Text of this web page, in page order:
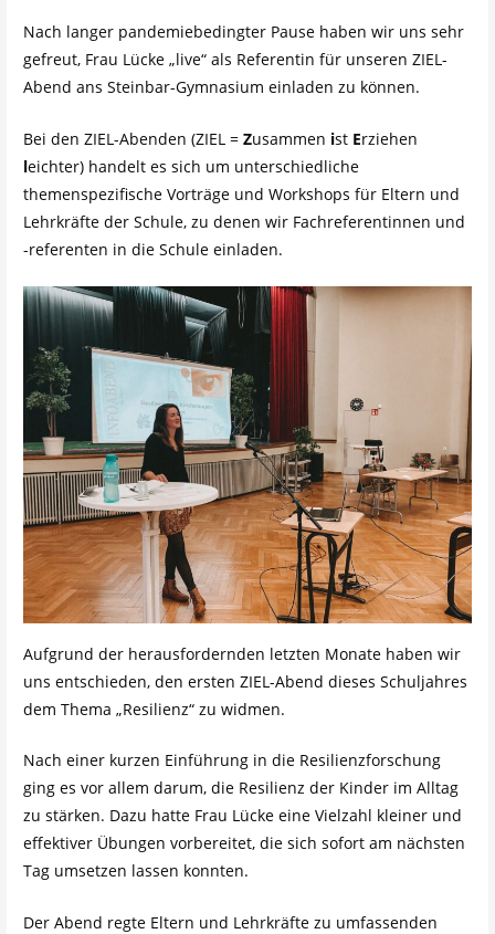
Nach langer pandemiebedingter Pause haben wir uns sehr
gefreut, Frau Lücke „live“ als Referentin für unseren ZIEL-
Abend ans Steinbar-Gymnasium einladen zu können.
Bei den ZIEL-Abenden (ZIEL = Zusammen ist Erziehen
leichter) handelt es sich um unterschiedliche
themenspezifische Vorträge und Workshops für Eltern und
Lehrkräfte der Schule, zu denen wir Fachreferentinnen und
-referenten in die Schule einladen.
Aufgrund der herausfordernden letzten Monate haben wir
uns entschieden, den ersten ZIEL-Abend dieses Schuljahres
dem Thema „Resilienz“ zu widmen.
Nach einer kurzen Einführung in die Resilienzforschung
ging es vor allem darum, die Resilienz der Kinder im Alltag
zu stärken. Dazu hatte Frau Lücke eine Vielzahl kleiner und
effektiver Übungen vorbereitet, die sich sofort am nächsten
Tag umsetzen lassen konnten.
Der Abend regte Eltern und Lehrkräfte zu umfassenden